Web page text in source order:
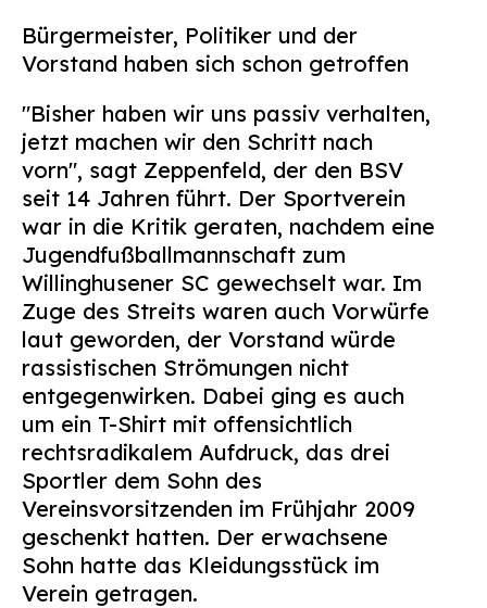
Bürgermeister, Politiker und der
Vorstand haben sich schon getroffen
"Bisher haben wir uns passiv verhalten,
jetzt machen wir den Schritt nach
vorn", sagt Zeppenfeld, der den BSV
seit 14 Jahren führt. Der Sportverein
war in die Kritik geraten, nachdem eine
Jugendfußballmannschaft zum
Willinghusener SC gewechselt war. Im
Zuge des Streits waren auch Vorwürfe
laut geworden, der Vorstand würde
rassistischen Strömungen nicht
entgegenwirken. Dabei ging es auch
um ein T-Shirt mit offensichtlich
rechtsradikalem Aufdruck, das drei
Sportler dem Sohn des
Vereinsvorsitzenden im Frühjahr 2009
geschenkt hatten. Der erwachsene
Sohn hatte das Kleidungsstück im
Verein getragen.